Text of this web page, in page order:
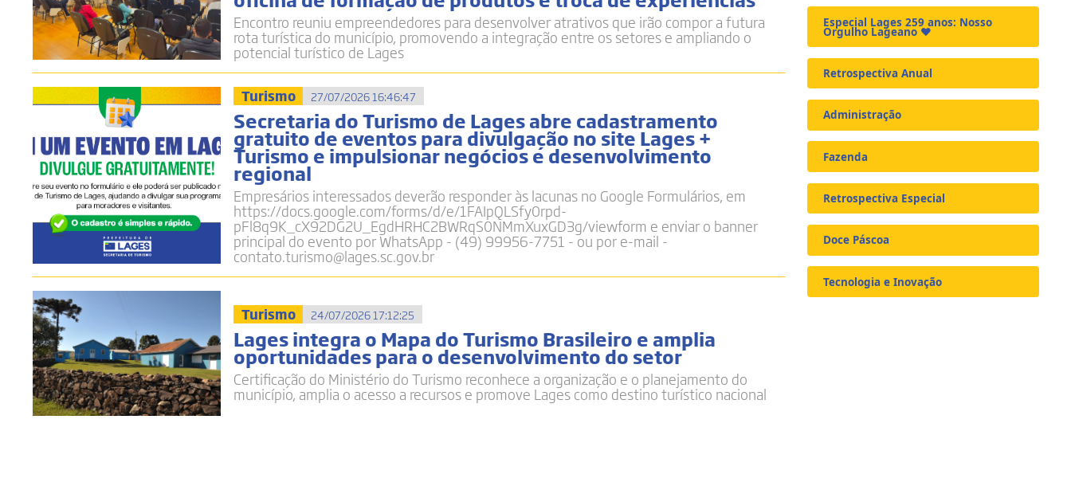
Encontro reuniu empreendedores para desenvolver atrativos que irão compor a futura
rota turística do município, promovendo a integração entre os setores e ampliando o
potencial turístico de Lages
Turismo 27/07/2026 16:46:47
Secretaria do Turismo de Lages abre cadastramento
gratuito de eventos para divulgação no site Lages +
Turismo e impulsionar negócios e desenvolvimento
regional
Empresários interessados deverão responder às lacunas no Google Formulários, em
https://docs.google.com/forms/d/e/1FAIpQLSfy0rpd-
pFl8q9K_cX92DG2U_EgdHRHC2BWRqS0NMmXuxGD3g/viewform e enviar o banner
principal do evento por WhatsApp - (49) 99956-7751 - ou por e-mail -
contato.turismo@lages.sc.gov.br
Turismo 24/07/2026 17:12:25
Lages integra o Mapa do Turismo Brasileiro e amplia
oportunidades para o desenvolvimento do setor
Certificação do Ministério do Turismo reconhece a organização e o planejamento do
município, amplia o acesso a recursos e promove Lages como destino turístico nacional
Especial Lages 259 anos: Nosso
Orgulho Lageano ❤️
Retrospectiva Anual
Administração
Fazenda
Retrospectiva Especial
Doce Páscoa
Tecnologia e Inovação